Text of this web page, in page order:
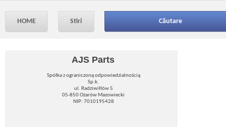
HOME Stiri Căutare
AJS Parts
Spółka z ograniczoną odpowiedzialnością
Sp.k.
ul. Radziwiłłów 5
05-850 Ożarów Mazowiecki
NIP: 7010195428